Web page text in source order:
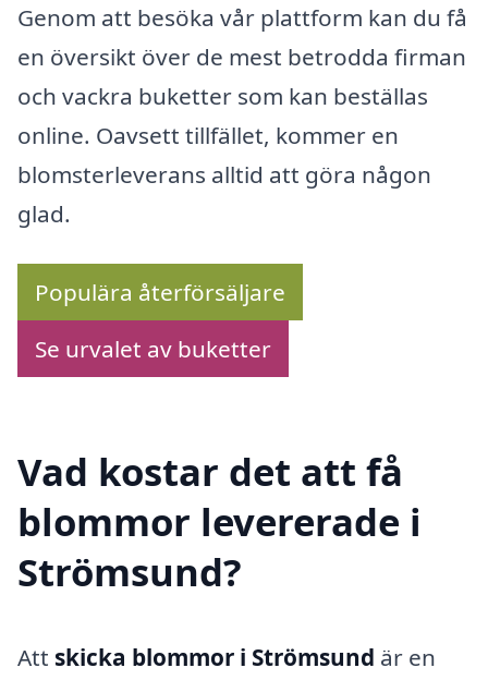
Genom att besöka vår plattform kan du få
en översikt över de mest betrodda firman
och vackra buketter som kan beställas
online. Oavsett tillfället, kommer en
blomsterleverans alltid att göra någon
glad.
Populära återförsäljare
Se urvalet av buketter
Vad kostar det att få
blommor levererade i
Strömsund?
Att skicka blommor i Strömsund är en